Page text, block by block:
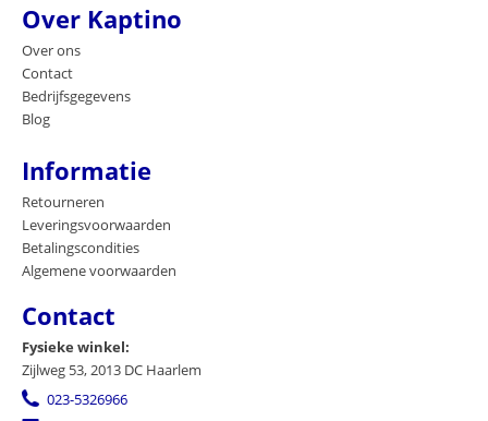
Over Kaptino
Over ons
Contact
Bedrijfsgegevens
Blog
Informatie
Retourneren
Leveringsvoorwaarden
Betalingscondities
Algemene voorwaarden
Contact
Fysieke winkel:
Zijlweg 53, 2013 DC Haarlem
023-5326966